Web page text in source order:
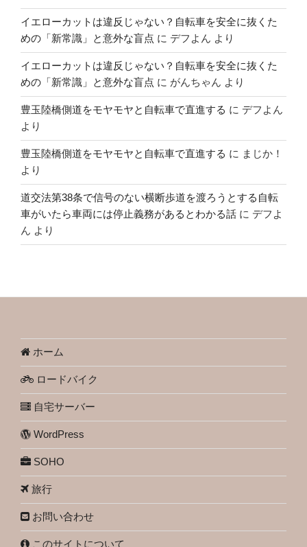
イエローカットは違反じゃない？自転車を安全に抜くた
めの「新常識」と意外な盲点 に デフよん より
イエローカットは違反じゃない？自転車を安全に抜くた
めの「新常識」と意外な盲点 に がんちゃん より
豊玉陸橋側道をモヤモヤと自転車で直進する に デフよん
より
豊玉陸橋側道をモヤモヤと自転車で直進する に まじか！
より
道交法第38条で信号のない横断歩道を渡ろうとする自転
車がいたら車両には停止義務があるとわかる話 に デフよ
ん より
ホーム
ロードバイク
自宅サーバー
WordPress
SOHO
旅行
お問い合わせ
このサイトについて